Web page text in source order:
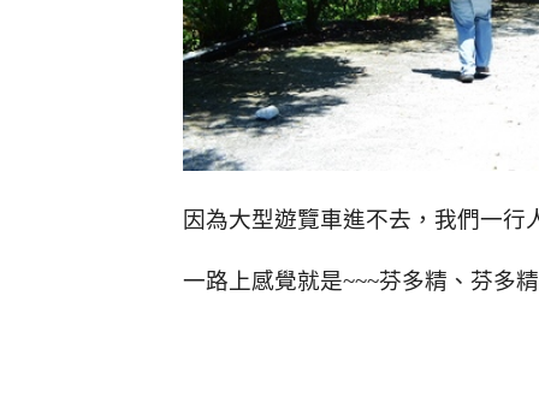
因為大型遊覽車進不去，我們一行
一路上感覺就是~~~芬多精、芬多